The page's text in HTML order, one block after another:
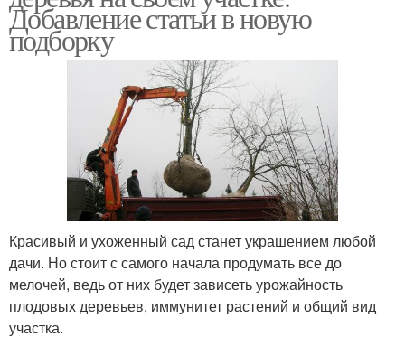
Добавление статьи в новую
подборку
Красивый и ухоженный сад станет украшением любой
дачи. Но стоит с самого начала продумать все до
мелочей, ведь от них будет зависеть урожайность
плодовых деревьев, иммунитет растений и общий вид
участка.